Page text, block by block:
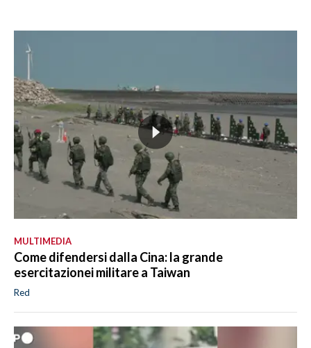
MULTIMEDIA
Come difendersi dalla Cina: la grande
esercitazionei militare a Taiwan
Red